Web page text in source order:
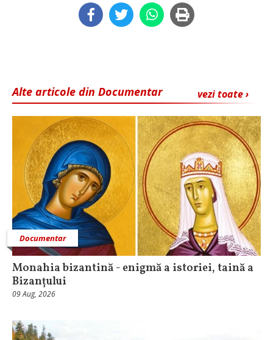
vezi toate ›
Alte articole din Documentar
Documentar
Monahia bizantină - enigmă a istoriei, taină a
Bizanțului
09 Aug, 2026